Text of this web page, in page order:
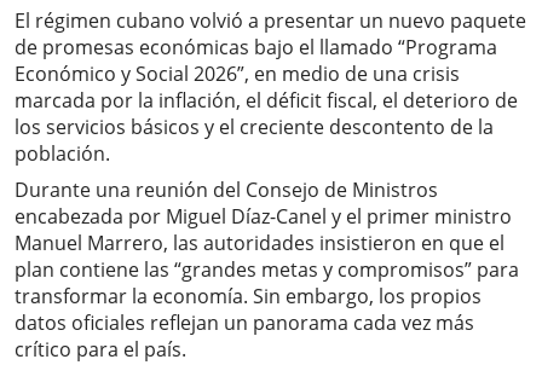
El régimen cubano volvió a presentar un nuevo paquete
de promesas económicas bajo el llamado “Programa
Económico y Social 2026”, en medio de una crisis
marcada por la inflación, el déficit fiscal, el deterioro de
los servicios básicos y el creciente descontento de la
población.
Durante una reunión del Consejo de Ministros
encabezada por Miguel Díaz-Canel y el primer ministro
Manuel Marrero, las autoridades insistieron en que el
plan contiene las “grandes metas y compromisos” para
transformar la economía. Sin embargo, los propios
datos oficiales reflejan un panorama cada vez más
crítico para el país.